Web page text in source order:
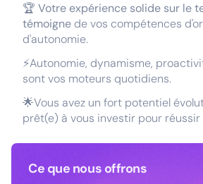
🏆 Votre expérience solide sur le
témoigne de vos compétences
d'autonomie.
⚡Autonomie, dynamisme,
sont vos moteurs quotidiens.
🌟Vous avez un fort potentiel
prêt(e) à vous investir pour réussir
Ce que nous offrons